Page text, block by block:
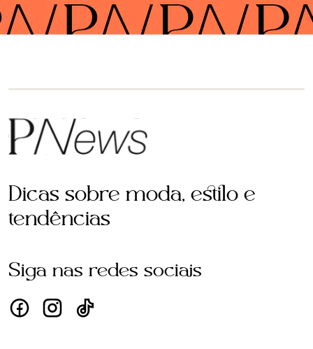
Dicas sobre moda, estilo e
tendências
Siga nas redes sociais